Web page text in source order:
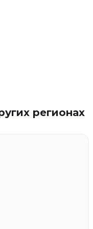
регионах